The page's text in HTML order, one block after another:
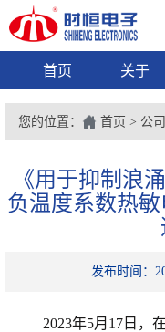
首页 关于
您的位置： 首页 > 公
《用于抑制浪
负温度系数热
发布时间：
2023年5月17日，